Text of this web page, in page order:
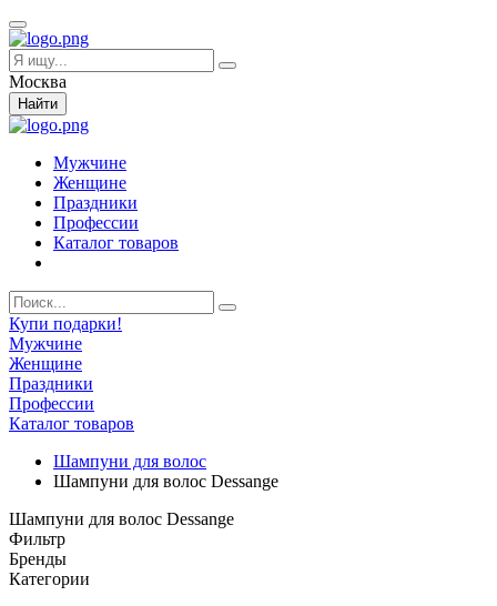
Москва
Найти
Мужчине
Женщине
Праздники
Профессии
Каталог товаров
Купи подарки!
Мужчине
Женщине
Праздники
Профессии
Каталог товаров
Шампуни для волос
Шампуни для волос Dessange
Шампуни для волос Dessange
Фильтр
Бренды
Категории